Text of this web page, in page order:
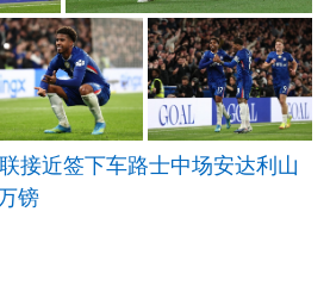
接近签下车路士中场安达利山
镑